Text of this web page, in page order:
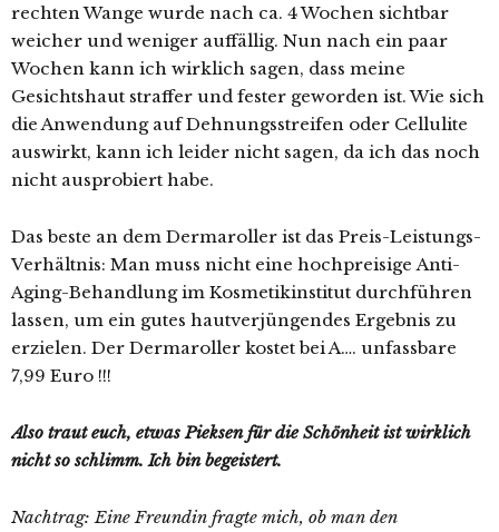
rechten Wange wurde nach ca. 4 Wochen sichtbar
weicher und weniger auffällig. Nun nach ein paar
Wochen kann ich wirklich sagen, dass meine
Gesichtshaut straffer und fester geworden ist. Wie sich
die Anwendung auf Dehnungsstreifen oder Cellulite
auswirkt, kann ich leider nicht sagen, da ich das noch
nicht ausprobiert habe.
Das beste an dem Dermaroller ist das Preis-Leistungs-
Verhältnis: Man muss nicht eine hochpreisige Anti-
Aging-Behandlung im Kosmetikinstitut durchführen
lassen, um ein gutes hautverjüngendes Ergebnis zu
erzielen. Der Dermaroller kostet bei A…. unfassbare
7,99 Euro !!!
Also traut euch, etwas Pieksen für die Schönheit ist wirklich
nicht so schlimm. Ich bin begeistert.
Nachtrag: Eine Freundin fragte mich, ob man den